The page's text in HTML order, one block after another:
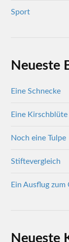
Sport
Neueste
Eine Schnecke
Eine Kirschblüte
Noch eine Tulpe
Stiftevergleich
Ein Ausflug zum
Neueste